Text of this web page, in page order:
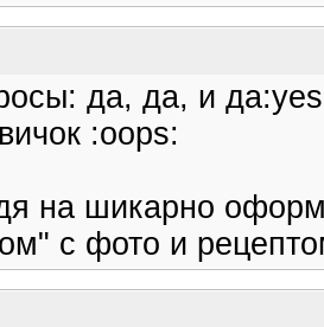
да, да, и
:oops:
на шикарно
с фото и